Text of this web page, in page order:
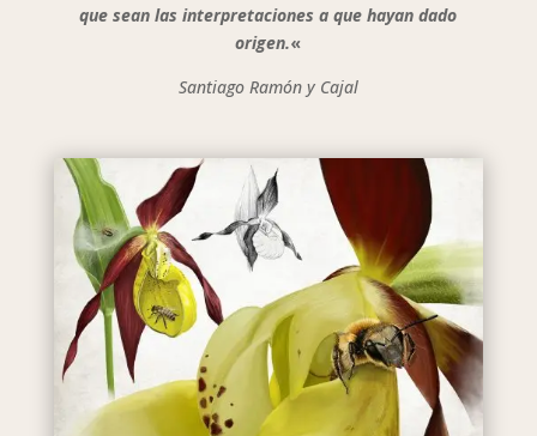
que sean las interpretaciones a que hayan dado
origen.«
Santiago Ramón y Cajal